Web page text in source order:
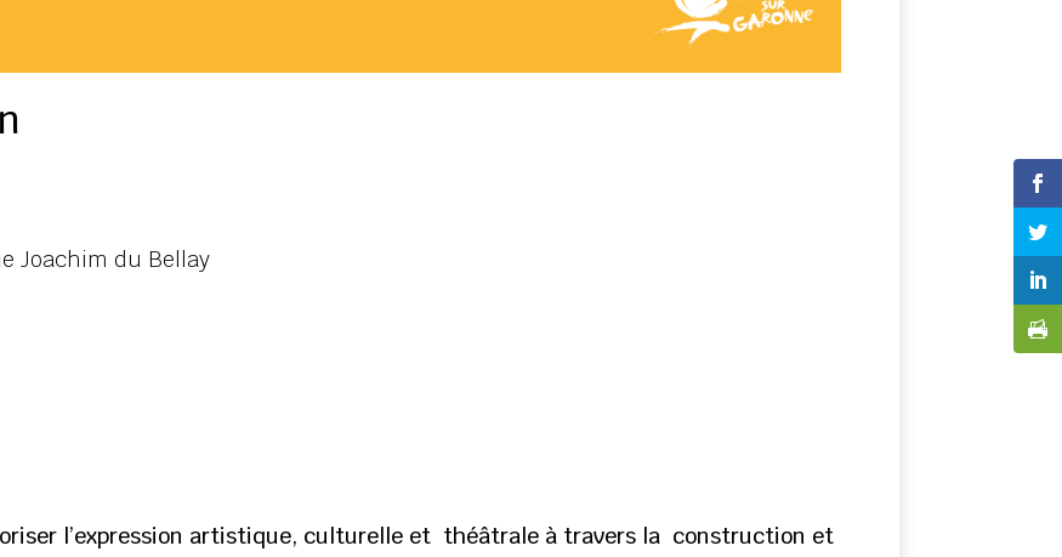
Joachim du Bellay
l’expression artistique, culturelle et théâtrale à travers la construction et